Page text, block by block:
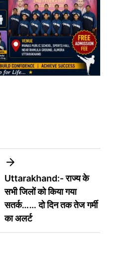
Uttarakhand:- राज्य के
सभी जिलों को किया गया
सतर्क…… दो दिन तक तेज गर्मी
का अलर्ट